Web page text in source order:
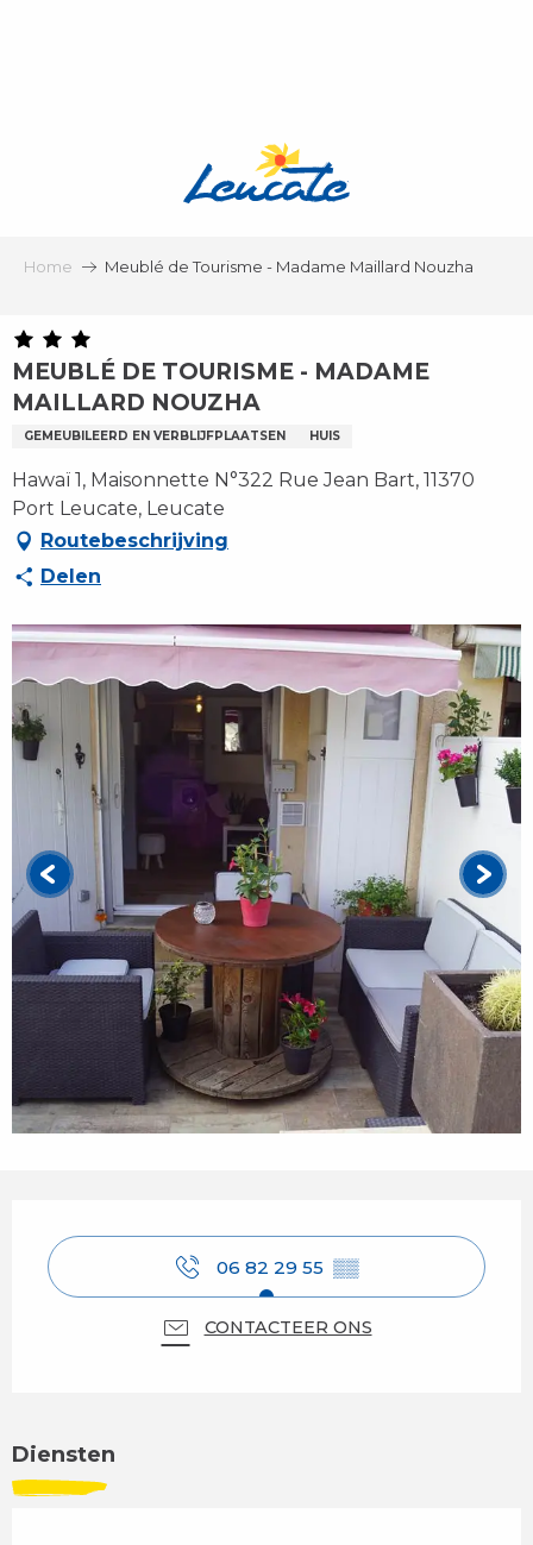
Home Meublé de Tourisme - Madame Maillard Nouzha
MEUBLÉ DE TOURISME - MADAME
MAILLARD NOUZHA
GEMEUBILEERD EN VERBLIJFPLAATSEN HUIS
Hawaï 1, Maisonnette N°322 Rue Jean Bart, 11370
Port Leucate, Leucate
Routebeschrijving
Delen
06 82 29 55 ▒▒
CONTACTEER ONS
Diensten